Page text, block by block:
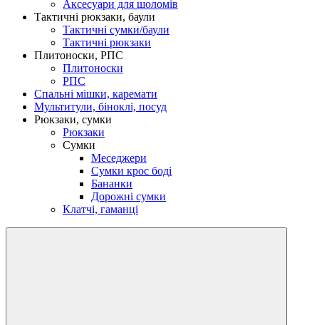
Аксесуари для шоломів
Тактичні рюкзаки, баули
Тактичні сумки/баули
Тактичні рюкзаки
Плитоноски, РПС
Плитоноски
РПС
Спальні мішки, каремати
Мультитули, біноклі, посуд
Рюкзаки, сумки
Рюкзаки
Сумки
Меседжери
Сумки крос боді
Бананки
Дорожні сумки
Клатчі, гаманці